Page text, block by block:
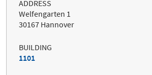
ADDRESS
Welfengarten 1
30167 Hannover
BUILDING
1101